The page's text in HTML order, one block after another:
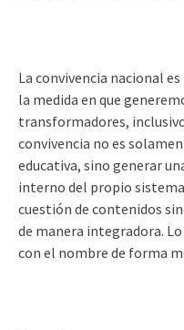
La convivencia nacional
la medida en que
transformadores,
convivencia no es
educativa, sino generar
interno del propio
cuestión de contenidos
de manera integradora.
con el nombre de forma